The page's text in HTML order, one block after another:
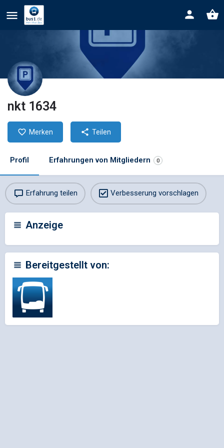
nkt 1634
Merken Teilen
Profil Erfahrungen von Mitgliedern 0
Erfahrung teilen Verbesserung vorschlagen
Anzeige
Bereitgestellt von: